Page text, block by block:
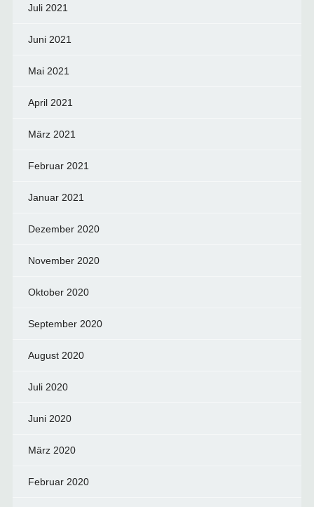
Juli 2021
Juni 2021
Mai 2021
April 2021
März 2021
Februar 2021
Januar 2021
Dezember 2020
November 2020
Oktober 2020
September 2020
August 2020
Juli 2020
Juni 2020
März 2020
Februar 2020